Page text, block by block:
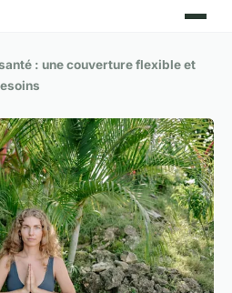
: une couverture flexible et